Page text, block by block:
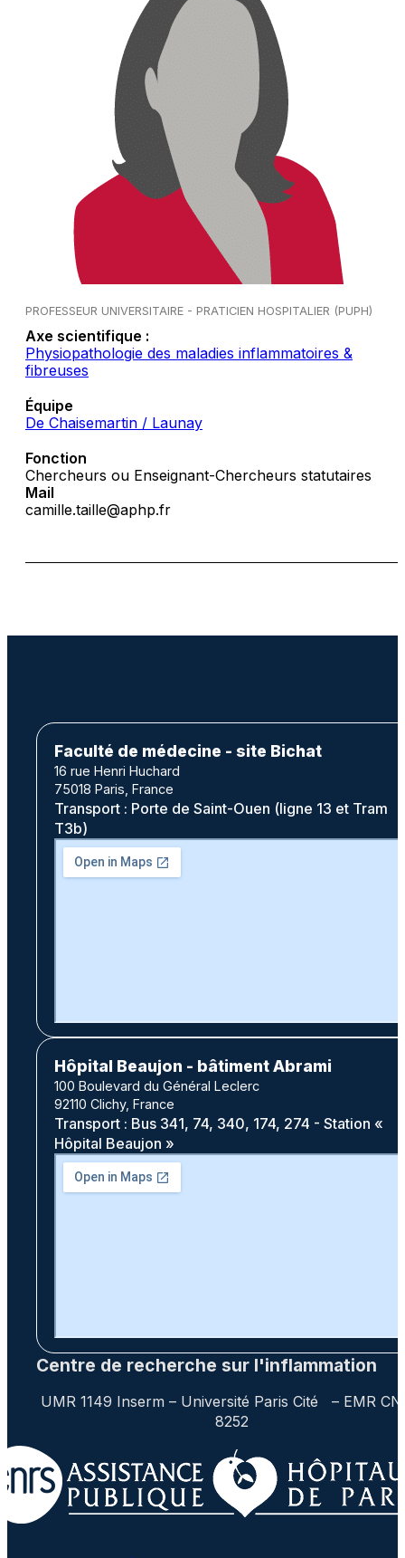
PROFESSEUR UNIVERSITAIRE - PRATICIEN HOSPITALIER (PUPH)
Axe scientifique :
Physiopathologie des maladies inflammatoires &
fibreuses
Équipe
De Chaisemartin / Launay
Fonction
Chercheurs ou Enseignant-Chercheurs statutaires
Mail
camille.taille@aphp.fr
Faculté de médecine - site Bichat
16 rue Henri Huchard
75018 Paris, France
Transport : Porte de Saint-Ouen (ligne 13 et Tram
T3b)
Hôpital Beaujon - bâtiment Abrami
100 Boulevard du Général Leclerc
92110 Clichy, France
Transport : Bus 341, 74, 340, 174, 274 - Station «
Hôpital Beaujon »
Centre de recherche sur l'inflammation
UMR 1149 Inserm – Université Paris Cité – EMR
8252